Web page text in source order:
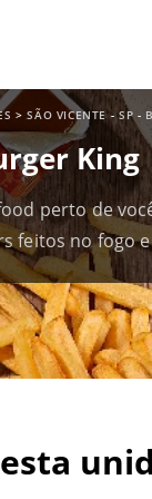
>SÃO VICENTE- SP -
King
perto de
feitos no fogo